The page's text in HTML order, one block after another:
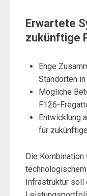
Erwartete
zukünftige
Enge
Standorten
Mögliche
F126-
Entwicklung
für
Die
Infrastruktur soll